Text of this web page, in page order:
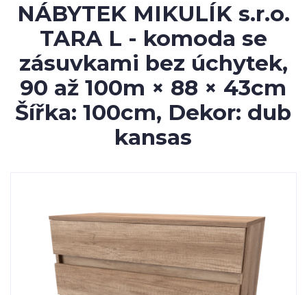
NÁBYTEK MIKULÍK s.r.o.
TARA L - komoda se
zásuvkami bez úchytek,
90 až 100m × 88 × 43cm
Šířka: 100cm, Dekor: dub
kansas